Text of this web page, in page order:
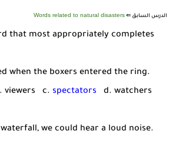
الدرس السابق ⇚ Words related to natural disasters
that most appropriately completes
when the boxers entered the ring.
viewers c. spectators d. watchers
waterfall, we could hear a loud noise.